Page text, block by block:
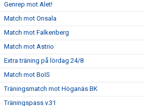
Genrep mot Alet!
Match mot Onsala
Match mot Falkenberg
Match mot Astrio
Extra träning på lördag 24/8
Match mot BoIS
Träningsmatch mot Höganäs BK
Träningspass v.31